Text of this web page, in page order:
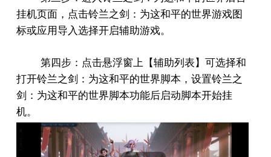
挂机页面，点击铃兰之剑：为这和平的世界游戏图
标或应用导入选择开启辅助游戏。
第四步：点击悬浮窗上【辅助列表】可选择和
打开铃兰之剑：为这和平的世界脚本，设置铃兰之
剑：为这和平的世界脚本功能后启动脚本开始挂
机。